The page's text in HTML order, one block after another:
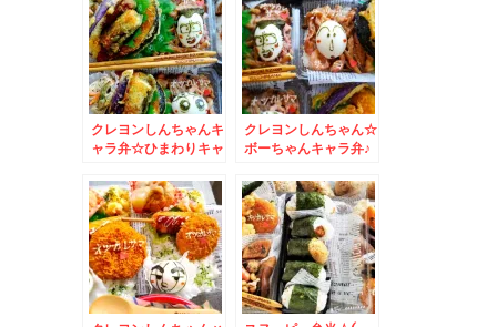
クレヨンしんちゃんキ
ャラ弁☆ひまわりキャ
☆麺活♪
クレヨンしんちゃん☆
ボーちゃんキャラ弁♪
まぼこ～＾＾♪